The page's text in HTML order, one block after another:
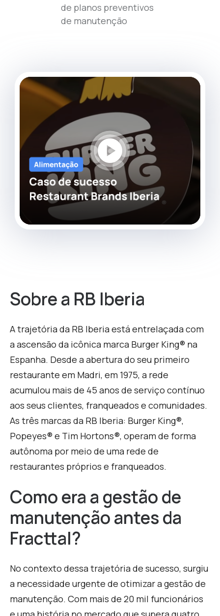
de planos preventivos
de manutenção
play_circle
Sobre a RB Iberia
A trajetória da RB Iberia está entrelaçada com
a ascensão da icônica marca Burger King® na
Espanha. Desde a abertura do seu primeiro
restaurante em Madri, em 1975, a rede
acumulou mais de 45 anos de serviço contínuo
aos seus clientes, franqueados e comunidades.
As três marcas da RB Iberia: Burger King®,
Popeyes® e Tim Hortons®, operam de forma
autônoma por meio de uma rede de
restaurantes próprios e franqueados.
Como era a gestão de
manutenção antes da
Fracttal?
No contexto dessa trajetória de sucesso, surgiu
a necessidade urgente de otimizar a gestão de
manutenção. Com mais de 20 mil funcionários